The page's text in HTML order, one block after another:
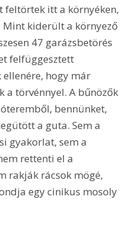
feltörtek itt a környéken,
Mint kiderült a környező
47 garázsbetörés
felfüggesztett
hogy már
a törvénnyel. A bűnözők
bennünket,
a guta. Sem a
gyakorlat, sem a
rettenti el a
rakják rácsok mögé,
egy cinikus mosoly